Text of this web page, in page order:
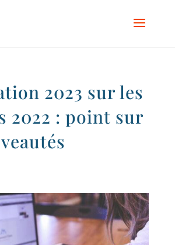
2023 sur les
2022 : point sur